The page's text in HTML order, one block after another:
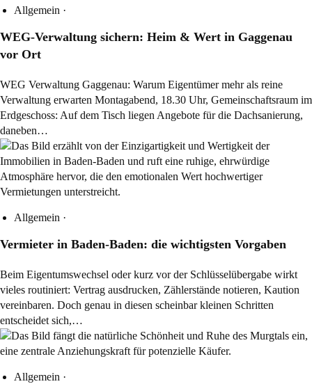
Allgemein ·
WEG-Verwaltung sichern: Heim & Wert in Gaggenau
vor Ort
WEG Verwaltung Gaggenau: Warum Eigentümer mehr als reine
Verwaltung erwarten Montagabend, 18.30 Uhr, Gemeinschaftsraum im
Erdgeschoss: Auf dem Tisch liegen Angebote für die Dachsanierung,
daneben…
Allgemein ·
Vermieter in Baden-Baden: die wichtigsten Vorgaben
Beim Eigentumswechsel oder kurz vor der Schlüsselübergabe wirkt
vieles routiniert: Vertrag ausdrucken, Zählerstände notieren, Kaution
vereinbaren. Doch genau in diesen scheinbar kleinen Schritten
entscheidet sich,…
Allgemein ·